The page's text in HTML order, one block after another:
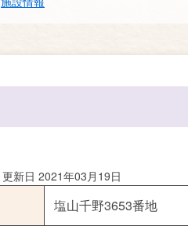
更新日 2021年03月19日
塩山千野3653番地